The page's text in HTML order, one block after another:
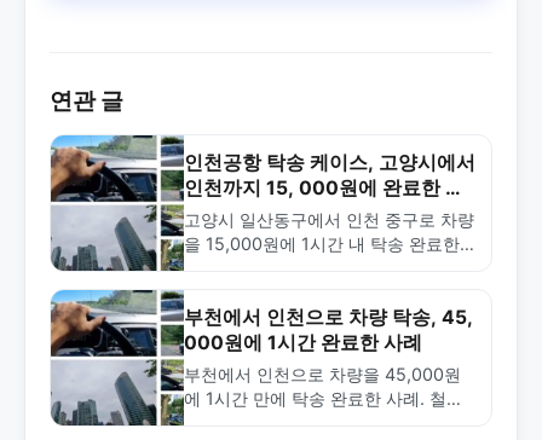
연관 글
인천공항 탁송 케이스, 고양시에서
인천까지 15, 000원에 완료한 신
속 배송
고양시 일산동구에서 인천 중구로 차량
을 15,000원에 1시간 내 탁송 완료한
합니다.
부천에서 인천으로 차량 탁송, 45,
000원에 1시간 완료한 사례
부천에서 인천으로 차량을 45,000원
에 1시간 만에 탁송 완료한 사례. 철저